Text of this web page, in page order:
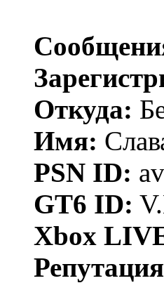
Откуда:
Имя:
PSN ID:
GT6 ID:
Xbox